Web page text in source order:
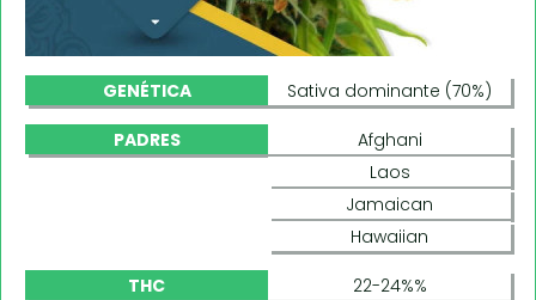
GENÉTICA Sativa dominante (70%)
PADRES
Afghani
Laos
Jamaican
Hawaiian
THC 22-24%%